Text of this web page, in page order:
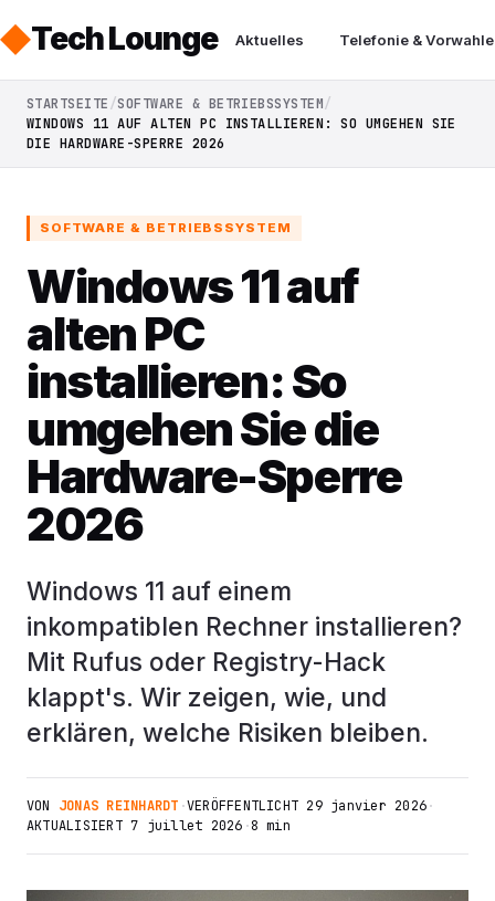
Tech Lounge Aktuelles Telefonie &
STARTSEITE SOFTWARE & BETRIEBSSYSTEM
WINDOWS 11 AUF ALTEN PC INSTALLIEREN: SO UMGEHEN SIE
DIE HARDWARE-SPERRE 2026
SOFTWARE & BETRIEBSSYSTEM
Windows 11 auf
alten PC
installieren: So
umgehen Sie die
Hardware-Sperre
2026
Windows 11 auf einem
inkompatiblen Rechner installieren?
Mit Rufus oder Registry-Hack
klappt's. Wir zeigen, wie, und
erklären, welche Risiken bleiben.
VON JONAS REINHARDT ·VERÖFFENTLICHT 29 janvier 2026·
AKTUALISIERT7 juillet 2026 ·8 min